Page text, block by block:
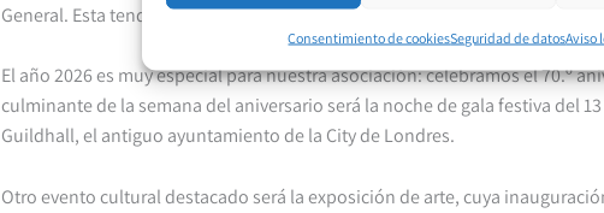
Consentimiento de cookiesSeguridad de datosAviso
General. Esta tendrá lugar del 12 al 17 de abril de 2026 en la capital británica.
El año 2026 es muy especial para nuestra asociación: celebramos el 70.º
culminante de la semana del aniversario será la noche de gala festiva del
Guildhall, el antiguo ayuntamiento de la City de Londres.
Otro evento cultural destacado será la exposición de arte, cuya